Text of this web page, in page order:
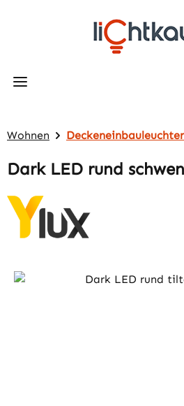
Zum Hauptinhalt springen
Wohnen
Dark LED rund
Bildergalerie überspringen